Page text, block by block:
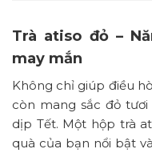
Trà atiso đỏ –
may mắn
Không chỉ giúp điều
còn mang sắc đỏ
dịp Tết. Một hộp trà
quà của bạn nổi bật